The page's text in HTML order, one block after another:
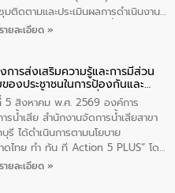
มติดตามและประเมินผลการดำเนินงาน
ระราชบัญญัติทรัพยากรน้ำ พ.ศ. 2561
ห์ จังหวัดชัยนาท โดยมีนายแสงชัย
นายกเทศมนตรีตำบลวัดสิงห์ คณะผู้
รเทศบาลตำบลวัดสิงห์ ผู้นำชุมชน และ
าชนในพื้นที่เทศบาลตำบลวัดสิงก์ที่มี
ด้ส่วนเสียในโครงก่อสร้างศูนย์บริหาร
รคุณภาพน้ำเทศบาลตำบลวัดสิงห์
ดชัยนาท ให้การต้อนรับ
ายละเอียด »
การส่งเสริมความรู้และการมีส่วน
องประชาชนในการป้องกันและ
ขปัญหาน้ำเสียอย่างยั่งยืน
5 สิงหาคม พ.ศ. 2569 องค์การ
รน้ำเสีย สำนักงานจัดการน้ำเสียสาขา
รี ได้ดำเนินการตามนโยบาย
ดไทย ทำ ทัน ที Action 5 PLUS” โดย
รงการส่งเสริมความรู้และการมีส่วน
ายละเอียด »